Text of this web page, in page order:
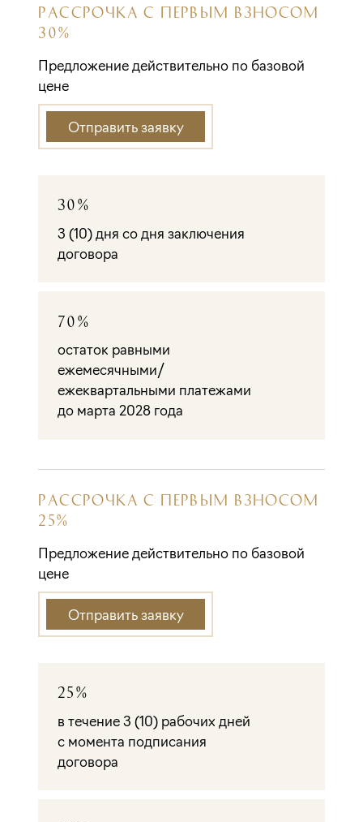
РАССРОЧКА С ПЕРВЫМ ВЗНОСОМ
30%
Предложение действительно по базовой
цене
Отправить заявку
30%
3 (10) дня со дня заключения
договора
70%
остаток равными
ежемесячными/
ежеквартальными платежами
до марта 2028 года
РАССРОЧКА С ПЕРВЫМ ВЗНОСОМ
25%
Предложение действительно по базовой
цене
Отправить заявку
25%
в течение 3 (10) рабочих дней
с момента подписания
договора